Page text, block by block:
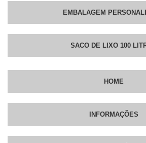
EMBALAGEM
SACO DE LIXO 100
HOME
INFORMAÇÕES